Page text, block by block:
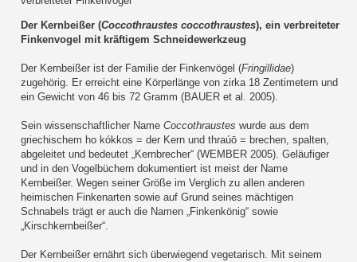
Der Kernbeißer (Coccothraustes coccothraustes), ein verbreiteter
Finkenvogel mit kräftigem Schneidewerkzeug
Der Kernbeißer ist der Familie der Finkenvögel (Fringillidae)
zugehörig. Er erreicht eine Körperlänge von zirka 18 Zentimetern und
ein Gewicht von 46 bis 72 Gramm (BAUER et al. 2005).
Sein wissenschaftlicher NameCoccothraustes wurde aus dem
griechischem ho kókkos = der Kern und thraúō = brechen, spalten,
abgeleitet und bedeutet „Kernbrecher“ (WEMBER 2005). Geläufiger
und in den Vogelbüchern dokumentiert ist meist der Name
Kernbeißer. Wegen seiner Größe im Verglich zu allen anderen
heimischen Finkenarten sowie auf Grund seines mächtigen
Schnabels trägt er auch die Namen „Finkenkönig“ sowie
„Kirschkernbeißer“.
Der Kernbeißer ernährt sich überwiegend vegetarisch. Mit seinem